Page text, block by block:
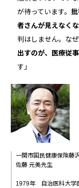
が待っています。
者さんが見えなくな
判はしません。なぜ
出すのが、医療従
す」
一関市国民健康保険藤
佐藤 元美先生
1979年 自治医科大学